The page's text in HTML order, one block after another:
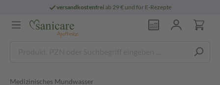
versandkostenfreiab 29 € und für E-Rezepte
Medizinisches Mundwasser